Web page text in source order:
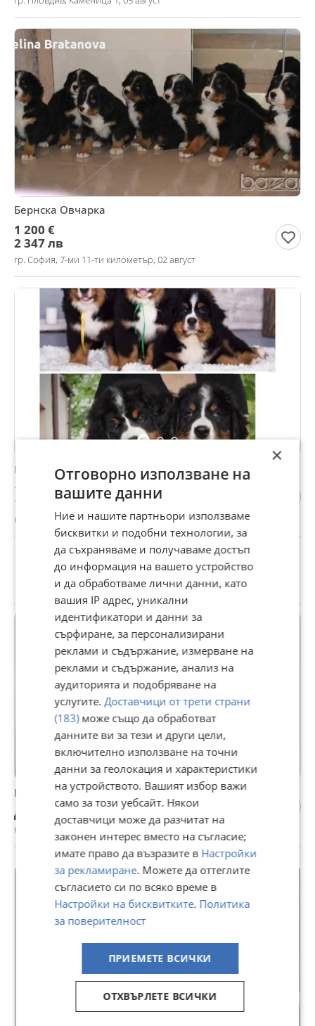
Бернска Овчарка
1 200 €
2 347 лв
гр. София, 7-ми 11-ти километър, 02 август
Бернска овчарка
1 022,58 €
1 999,99 лв
гр. Варна, Център, 30 юли
Доставка с 10% отстъпка от Еконт +
подарък
Бернски Овчарки (Бернски Зененхунд)
Договаряне
гр. София, Център, 28 юли
×
Отговорно използване на
вашите данни
Ние и нашите партньори използваме
бисквитки и подобни технологии, за
да съхраняваме и получаваме достъп
до информация на вашето устройство
и да обработваме лични данни, като
вашия IP адрес, уникални
идентификатори и данни за
сърфиране, за персонализирани
реклами и съдържание, измерване на
реклами и съдържание, анализ на
аудиторията и подобряване на
услугите.Доставчици от трети страни
(183)може също да обработват
данните ви за тези и други цели,
включително използване на точни
данни за геолокация и характеристики
на устройството. Вашият избор важи
само за този уебсайт. Някои
доставчици може да разчитат на
законен интерес вместо на съгласие;
имате право да възразите в Настройки
за рекламиране. Можете да оттеглите
съгласието си по всяко време в
Настройки на бисквитките. Политика
за поверителност
ПРИЕМЕТЕ ВСИЧКИ
ОТХВЪРЛЕТЕ ВСИЧКИ